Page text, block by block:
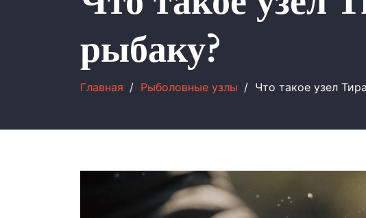
рыбаку?
Главная Рыболовные узлы Что такое узел